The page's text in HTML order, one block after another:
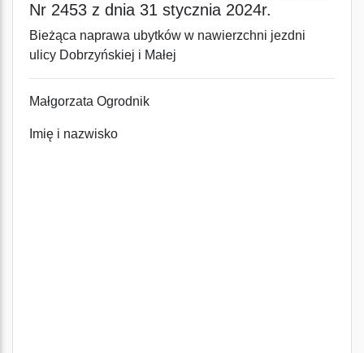
Nr 2453 z dnia 31 stycznia 2024r.
Bieżąca naprawa ubytków w nawierzchni jezdni
ulicy Dobrzyńskiej i Małej
Małgorzata Ogrodnik
Imię i nazwisko